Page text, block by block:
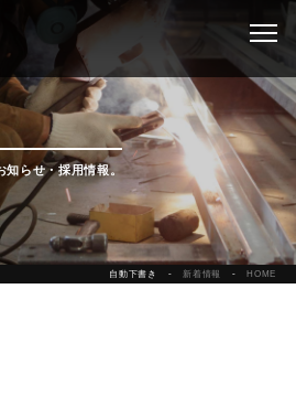
知らせ・採用情報。
HOME
新着情報
自動下書き